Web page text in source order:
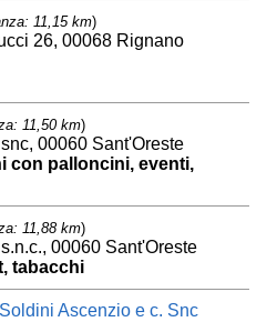
11,15 km)
26, 00068 Rignano
11,50 km)
00060 Sant'Oreste
con palloncini, eventi,
11,88 km)
00060 Sant'Oreste
tabacchi
Ascenzio e c. Snc